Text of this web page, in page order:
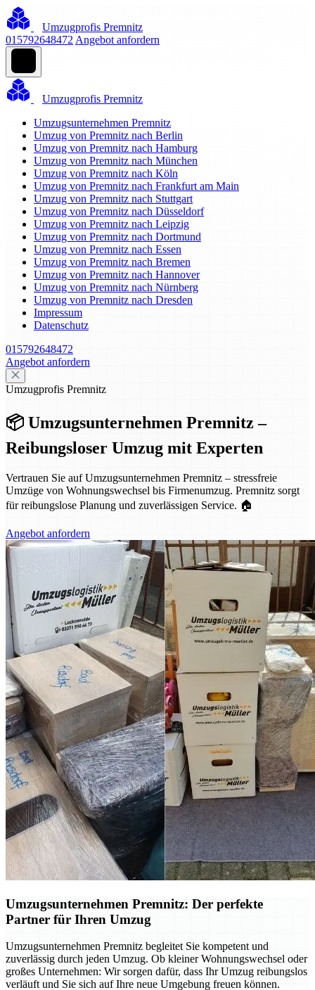
Umzugprofis Premnitz
015792648472 Angebot anfordern
Umzugprofis Premnitz
Umzugsunternehmen Premnitz
Umzug von Premnitz nach Berlin
Umzug von Premnitz nach Hamburg
Umzug von Premnitz nach München
Umzug von Premnitz nach Köln
Umzug von Premnitz nach Frankfurt am Main
Umzug von Premnitz nach Stuttgart
Umzug von Premnitz nach Düsseldorf
Umzug von Premnitz nach Leipzig
Umzug von Premnitz nach Dortmund
Umzug von Premnitz nach Essen
Umzug von Premnitz nach Bremen
Umzug von Premnitz nach Hannover
Umzug von Premnitz nach Nürnberg
Umzug von Premnitz nach Dresden
Impressum
Datenschutz
015792648472
Angebot anfordern
Umzugprofis Premnitz
📦 Umzugsunternehmen Premnitz –
Reibungsloser Umzug mit Experten
Vertrauen Sie auf Umzugsunternehmen Premnitz – stressfreie
Umzüge von Wohnungswechsel bis Firmenumzug. Premnitz sorgt
für reibungslose Planung und zuverlässigen Service. 🏠
Angebot anfordern
Umzugsunternehmen Premnitz: Der perfekte
Partner für Ihren Umzug
Umzugsunternehmen Premnitz begleitet Sie kompetent und
zuverlässig durch jeden Umzug. Ob kleiner Wohnungswechsel oder
großes Unternehmen: Wir sorgen dafür, dass Ihr Umzug reibungslos
verläuft und Sie sich auf Ihre neue Umgebung freuen können.